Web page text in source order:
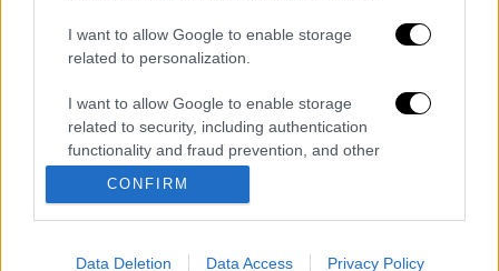
I want to allow Google to enable storage
related to personalization.
I want to allow Google to enable storage
related to security, including authentication
functionality and fraud prevention, and other
user protection.
CONFIRM
Data Deletion Data Access Privacy Policy
Διαβάστε ακόμη
Kadebostany στο ethnos.gr: «Κάποτε
πίστευα ότι το να είσαι outsider ήταν
αδυναμία, τώρα το βλέπω ως δύναμη»
«Χωρίς σκηνές και κουβέρτες σε ακραίες